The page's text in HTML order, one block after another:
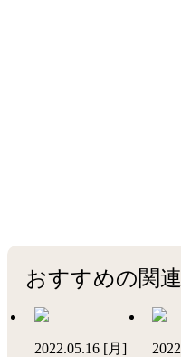
おすすめの関
2022.05.16 [月]